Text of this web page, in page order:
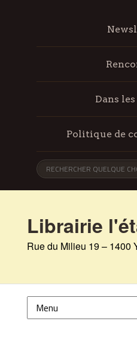
Dans
Politique de
Librairie
Rue du Milieu 19 – 1400